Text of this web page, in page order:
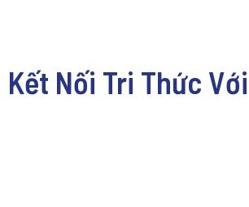
Kết Nối Tri Thức